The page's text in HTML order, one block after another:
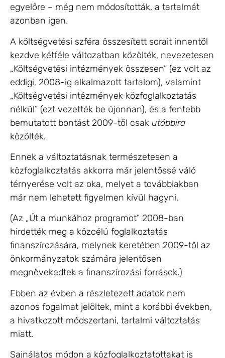
egyelőre – még nem módosították, a tartalmát
azonban igen.
A költségvetési szféra összesített sorait innentől
kezdve kétféle változatban közölték, nevezetesen
„Költségvetési intézmények összesen” (ez volt az
eddigi, 2008-ig alkalmazott tartalom), valamint
„Költségvetési intézmények közfoglalkoztatás
nélkül” (ezt vezették be újonnan), és a fentebb
bemutatott bontást 2009-től csak utóbbira
közölték.
Ennek a változtatásnak természetesen a
közfoglalkoztatás akkorra már jelentőssé váló
térnyerése volt az oka, melyet a továbbiakban
már nem lehetett figyelmen kívül hagyni.
(Az „Út a munkához programot” 2008-ban
hirdették meg a közcélú foglalkoztatás
finanszírozására, melynek keretében 2009-től az
önkormányzatok számára jelentősen
megnövekedtek a finanszírozási források.)
Ebben az évben a részletezett adatok nem
azonos fogalmat jelöltek, mint a korábbi években,
a hivatkozott módszertani, tartalmi változtatás
miatt.
Sajnálatos módon a közfoglalkoztatottakat is